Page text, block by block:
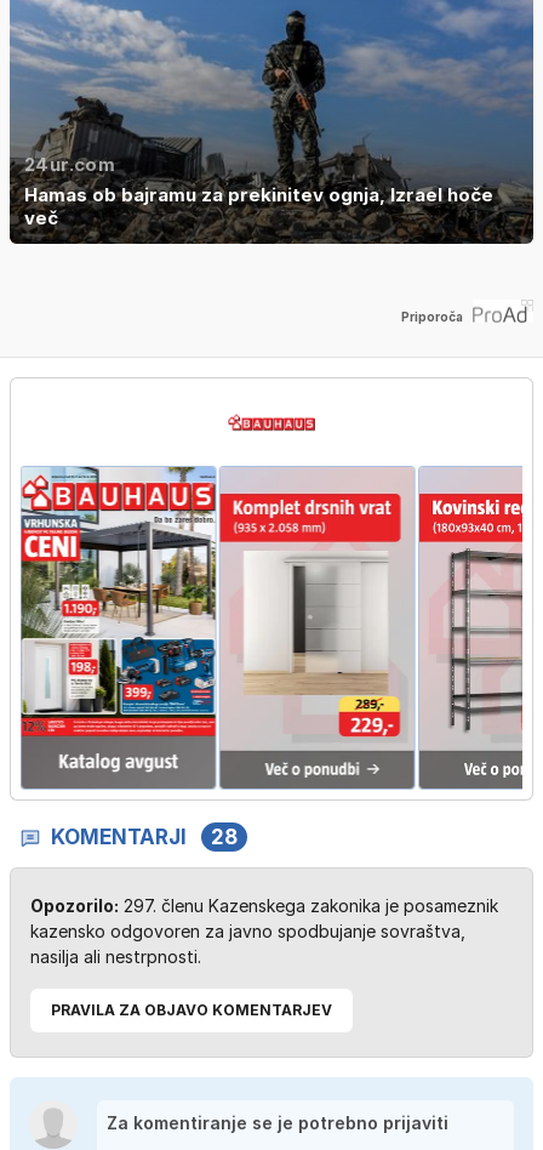
24ur.com
Hamas ob bajramu za prekinitev ognja, Izrael hoče
več
Priporoča
KOMENTARJI 28
Opozorilo: 297. členu Kazenskega zakonika je posameznik
kazensko odgovoren za javno spodbujanje sovraštva,
nasilja ali nestrpnosti.
PRAVILA ZA OBJAVO KOMENTARJEV